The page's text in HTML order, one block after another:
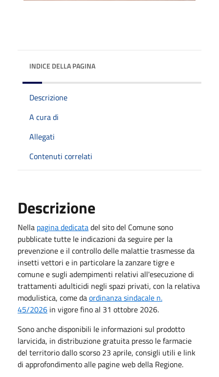
INDICE DELLA PAGINA
Descrizione
A cura di
Allegati
Contenuti correlati
Descrizione
Nella pagina dedicatadel sito del Comune sono
pubblicate tutte le indicazioni da seguire per la
prevenzione e il controllo delle malattie trasmesse da
insetti vettori e in particolare la zanzare tigre e
comune e sugli adempimenti relativi all'esecuzione di
trattamenti adulticidi negli spazi privati, con la relativa
modulistica, come daordinanza sindacale n.
45/2026 in vigore fino al 31 ottobre 2026.
Sono anche disponibili le informazioni sul prodotto
larvicida, in distribuzione gratuita presso le farmacie
del territorio dallo scorso 23 aprile, consigli utili e link
di approfondimento alle pagine web della Regione.